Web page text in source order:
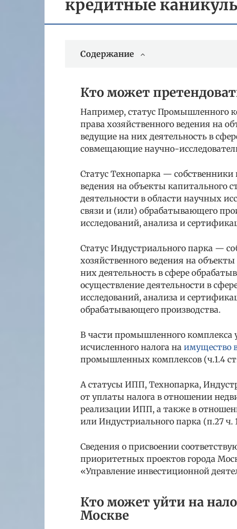
кредитные
Содержание
Кто может
Например, статус Промышленного
права хозяйственного ведения на
ведущие на них деятельность в
совмещающие научно-
Статус Технопарка — собственники
ведения на объекты капитального
деятельности в области научных
связи и (или) обрабатывающего
исследований, анализа и
Статус Индустриального парка —
хозяйственного ведения на
них деятельность в сфере
осуществление деятельности в
исследований, анализа и
обрабатывающего производства.
В части промышленного комплекса
исчисленного налога на имущество
промышленных комплексов (ч.1.4
А статусы ИПП, Технопарка,
от уплаты налога в отношении
реализации ИПП, а также в
или Индустриального парка (п.27 ч.
Сведения о присвоении
приоритетных проектов города
«Управление инвестиционной
Кто может уйти на
Москве